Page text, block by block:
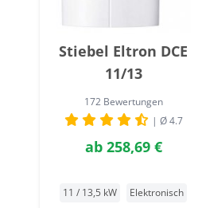
Stiebel Eltron DCE
11/13
172 Bewertungen
| Ø 4.7
ab258,69 €
11 / 13,5 kW
Elektronisch